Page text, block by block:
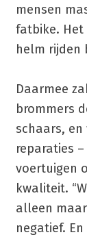
mensen
fatbike. Het
helm rijden
Daarmee
brommers
schaars,
reparaties
voertuigen
kwaliteit.
alleen
negatief.